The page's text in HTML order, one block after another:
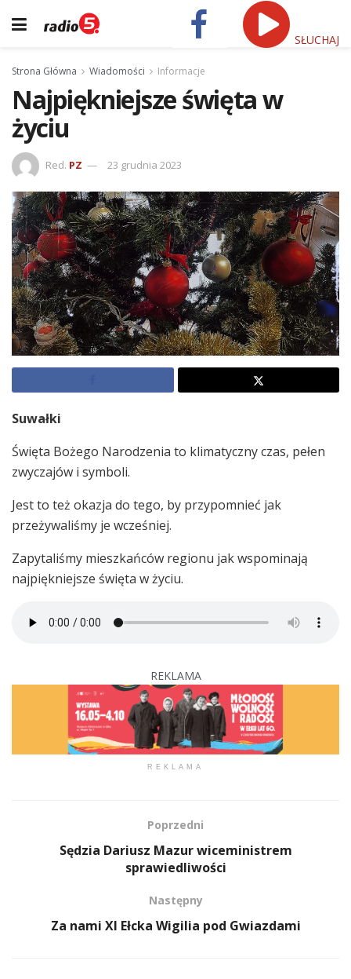
SŁUCHAJ
Strona Główna Wiadomości Informacje
Najpiękniejsze święta w
życiu
Red. PZ 23 grudnia 2023
Suwałki
Święta Bożego Narodzenia to klimatyczny czas, pełen
zwyczajów i symboli.
Jest to też okazja do tego, by przypomnieć jak
przeżywaliśmy je wcześniej.
Zapytaliśmy mieszkańców regionu jak wspominają
najpiękniejsze święta w życiu.
REKLAMA
REKLAMA
Poprzedni
Sędzia Dariusz Mazur wiceministrem
sprawiedliwości
Następny
Za nami XI Ełcka Wigilia pod Gwiazdami